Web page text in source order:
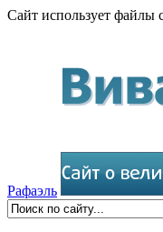
Сайт использует файлы
Рафаэль